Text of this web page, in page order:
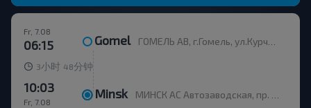
Fr, 7.08
06:15 Gomel ГОМЕЛЬ АВ, г.Гомель, ул.Курчатова 1, Беларусь
3 小时 48 分钟
Fr, 7.08
10:03 Minsk МИНСК АС Автозаводская, пр. Партизанский, 148